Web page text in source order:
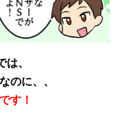
、
のに、、
す！